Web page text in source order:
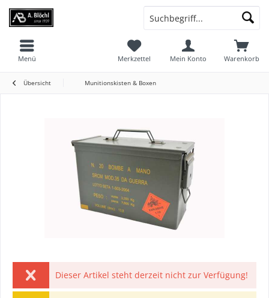
Warenkorb
Merkzettel Mein Konto
Menü
Übersicht Munitionskisten & Boxen
Dieser Artikel steht derzeit nicht zur Verfügung!